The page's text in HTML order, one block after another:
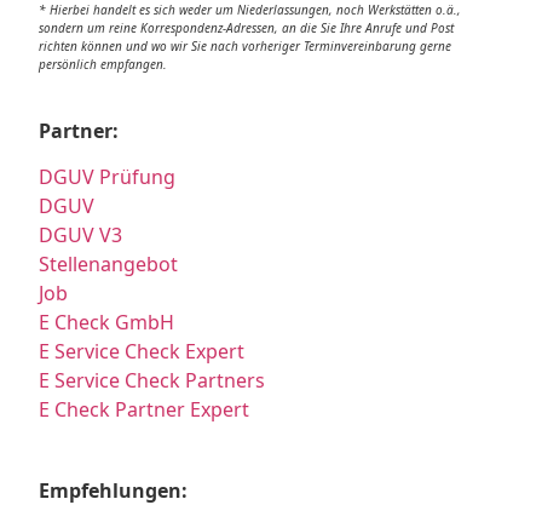
* Hierbei handelt es sich weder um Niederlassungen, noch Werkstätten o.ä.,
sondern um reine Korrespondenz-Adressen, an die Sie Ihre Anrufe und Post
richten können und wo wir Sie nach vorheriger Terminvereinbarung gerne
persönlich empfangen.
Partner:
DGUV Prüfung
DGUV
DGUV V3
Stellenangebot
Job
E Check GmbH
E Service Check Expert
E Service Check Partners
E Check Partner Expert
Empfehlungen: